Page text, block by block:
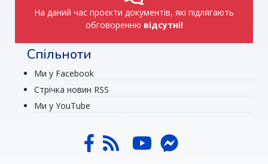
На даний час проєкти документів, які підлягають
обговоренню відсутні!
Спільноти
Ми у Facebook
Стрічка новин RSS
Ми у YouTube